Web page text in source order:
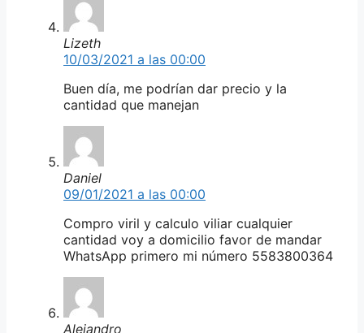
Lizeth
10/03/2021 a las 00:00
Buen día, me podrían dar precio y la
cantidad que manejan
Daniel
09/01/2021 a las 00:00
Compro viril y calculo viliar cualquier
cantidad voy a domicilio favor de mandar
WhatsApp primero mi número 5583800364
Alejandro